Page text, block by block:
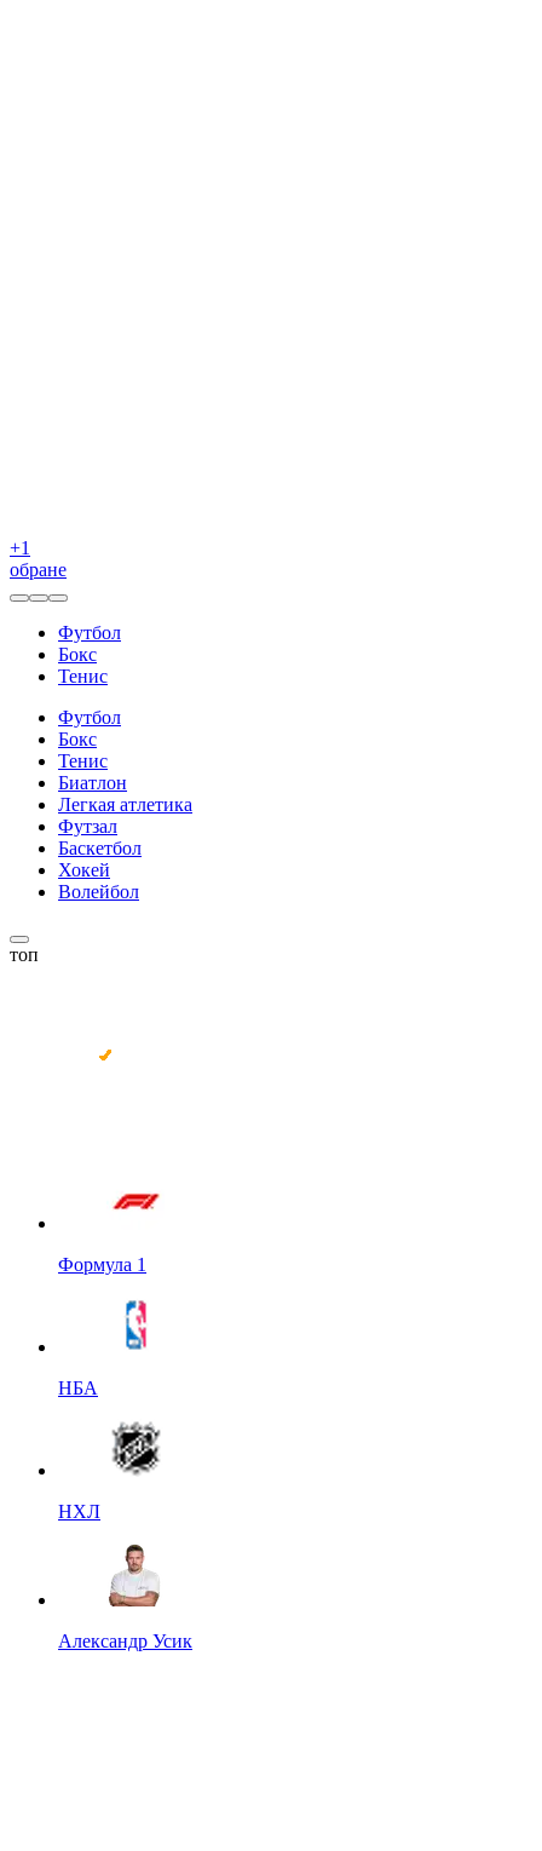
+1
обране
Футбол
Бокс
Тенис
Футбол
Бокс
Тенис
Биатлон
Легкая атлетика
Футзал
Баскетбол
Хокей
Волейбол
топ
Формула 1
НБА
НХЛ
Александр Усик